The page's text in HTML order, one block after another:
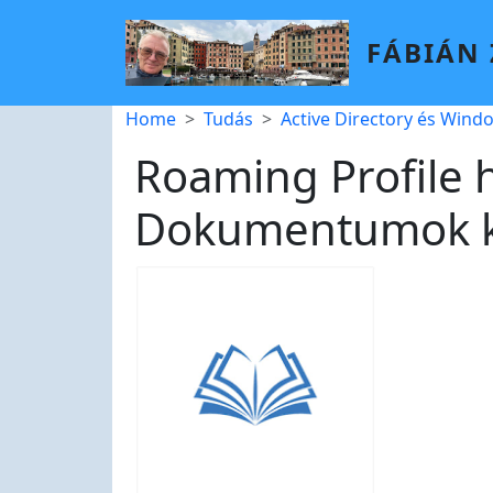
FÁBIÁN
Breadcrumb
Home Tudás Active Directory és
Roaming Profile
Dokumentumok